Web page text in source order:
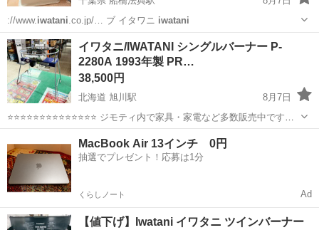
://www. iwatani .co.jp/… ブ イタワニ iwatani
千葉 船橋市 船橋法典駅 季節、空調家電 ガスストーブ
イワタニ/IWATANI シングルバーナー P-
2280A 1993年製 PR…
38,500円
北海道 旭川駅
8月7日
⭐⭐⭐⭐⭐⭐⭐⭐⭐⭐⭐⭐⭐⭐ ジモティ内で家具・家電など多数販売中です
⭐⭐⭐⭐⭐⭐⭐⭐⭐⭐⭐⭐⭐⭐ 【商品説明】 未チェック品。 中古品の為、キ
ズ、汚れあります。 店頭に陳列している...
1993年製
MacBook Air 13インチ 0円
抽選でプレゼント！応募は1分
くらしノート Ad
【値下げ】Iwatani イワタニ ツインバーナー